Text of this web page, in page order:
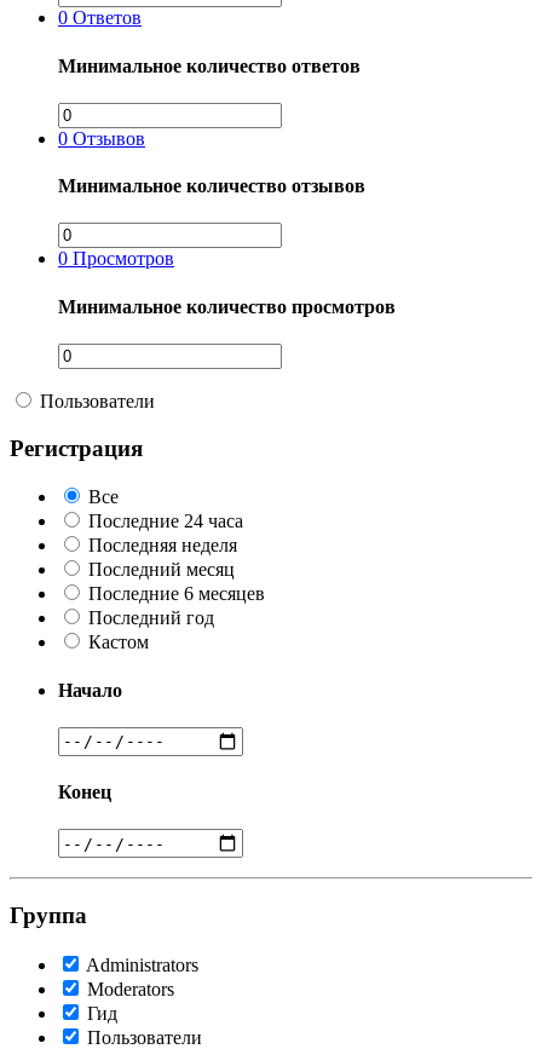
0 Ответов
Минимальное количество ответов
0 Отзывов
Минимальное количество отзывов
0 Просмотров
Минимальное количество просмотров
Пользователи
Регистрация
Все
Последние 24 часа
Последняя неделя
Последний месяц
Последние 6 месяцев
Последний год
Кастом
Начало
Конец
Группа
Administrators
Moderators
Гид
Пользователи